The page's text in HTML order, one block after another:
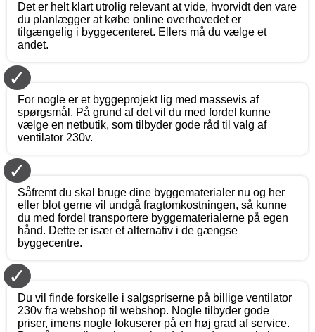
Det er helt klart utrolig relevant at vide, hvorvidt den vare
du planlægger at købe online overhovedet er
tilgængelig i byggecenteret. Ellers må du vælge et
andet.
✓
For nogle er et byggeprojekt lig med massevis af
spørgsmål. På grund af det vil du med fordel kunne
vælge en netbutik, som tilbyder gode råd til valg af
ventilator 230v.
✓
Såfremt du skal bruge dine byggematerialer nu og her
eller blot gerne vil undgå fragtomkostningen, så kunne
du med fordel transportere byggematerialerne på egen
hånd. Dette er især et alternativ i de gængse
byggecentre.
✓
Du vil finde forskelle i salgspriserne på billige ventilator
230v fra webshop til webshop. Nogle tilbyder gode
priser, imens nogle fokuserer på en høj grad af service.